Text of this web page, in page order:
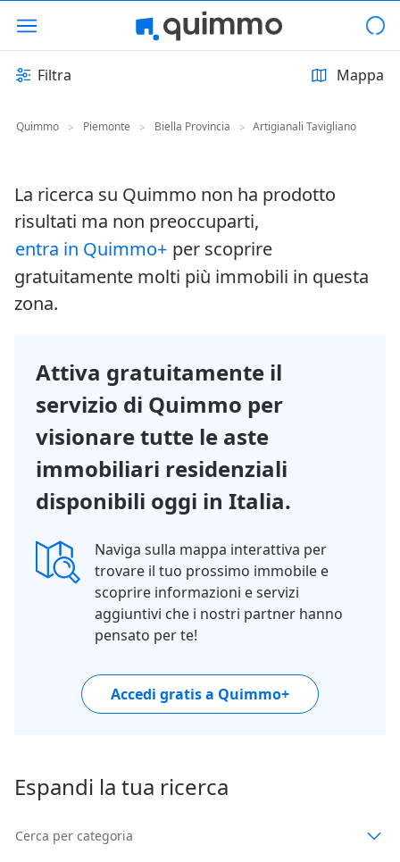
Filtra Mappa
Quimmo > Piemonte > Biella Provincia > Artigianali Tavigliano
La ricerca su Quimmo non ha prodotto
risultati ma non preoccuparti,
entra in Quimmo+ per scoprire
gratuitamente molti più immobili in questa
zona.
Attiva gratuitamente il
servizio di Quimmo per
visionare tutte le aste
immobiliari residenziali
disponibili oggi in Italia.
Naviga sulla mappa interattiva per
trovare il tuo prossimo immobile e
scoprire informazioni e servizi
aggiuntivi che i nostri partner hanno
pensato per te!
Accedi gratis a Quimmo+
Espandi la tua ricerca
Cerca per categoria